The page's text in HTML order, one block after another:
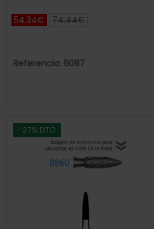
54.34€ 74.44€
Referencia: 6087
-27% DTO